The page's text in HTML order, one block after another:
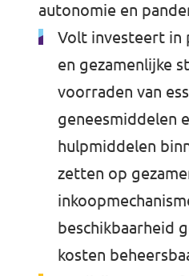
autonomie en
Volt investeert in
en gezamenlijke
voorraden van
geneesmiddelen
hulpmiddelen
zetten op
beschikbaarheid
kosten